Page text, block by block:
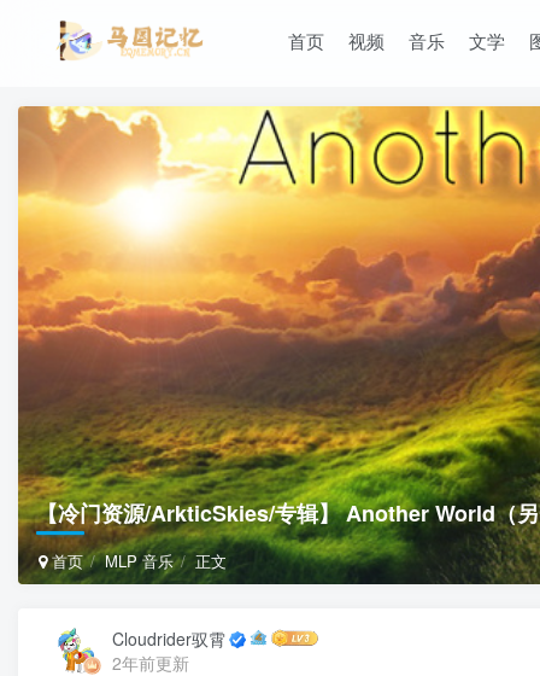
首页 视频 音乐 文学
【冷门资源/ArkticSkies/专辑】 Another World（
首页 MLP 音乐 正文
Cloudrider驭霄
2年前更新